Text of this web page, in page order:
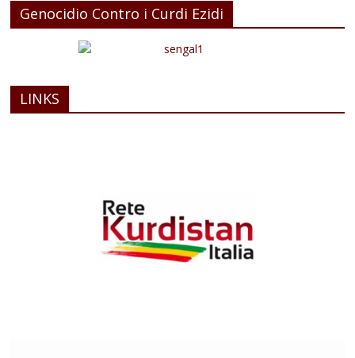
Genocidio Contro i Curdi Ezidi
LINKS